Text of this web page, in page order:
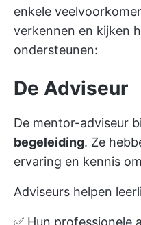
enkele
verkennen en kijken
ondersteunen:
De Adviseur
De mentor-adviseur
begeleiding. Ze
ervaring en kennis
Adviseurs helpen
✅ Hun professionele